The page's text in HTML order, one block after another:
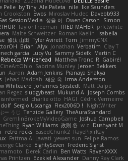
Pelle by Tiny Ale Pašeta nile Ike Saunders
Crookston Ewos Miroslav Hudec Davebb933
SessionMedia 정율 이 Owen Carson
Simon
Taylor Freeman FRED MAHER prfctwhite
Malte Schweitzer Roman Kaelin
Isabella
修汰 山田 Tyler Avirett Tom JimmyCNX
Brian Alyx Jonathan Verbatim Clay T
garcia Lucy Vu Sammy Sidefx Martin C
Rebecca Whitehead Matthew Tronc R Gabirél
CineArtOhio Sabrina Munley Jeroen Bekkers
Aaron Adam Jenkins Pranaya Shakya
Jehad Maddah 재윤 옥 Irma Andersson
Whiteacre Johannes Sjöstedt Matt Dalpé
Regez sludgybeast Mukund A Joseph Combs
charlie otto HAGI Cédric Vermeirre
Sergio Uscanga Flex2006D !
NightWriter
ー うじ Tenzide Gallery TheAuraStandard
GremlinBrokeMyVideoGame Joshua Campbell
Ryan Williams 政則 谷 w z
Dushyant M
retro rocks EasedChunk2 RayePixlrKay
Fattma Al Lawati yewen sun Felipe Ramos
Clarke EightySeven Frederic Sigrist
Derek Carlin Ben Watts RavenXXXX
Printzen Ezekiel Alexander Danny Ray Clark